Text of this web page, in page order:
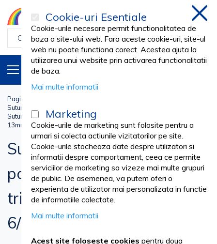
PRODUSE
Pagina principala
Suturi Chirurgicale Resorbabile - Medical
Sutura chirurgicala acid poliglicolic 75cm ac varf triunghiular 3/8
13mm USP 6/0
Sutura chirurgicala acid
poliglicolic 75cm ac varf
triunghiular 3/8 13mm USP
6/0
Cookie-uri Esentiale
Cookie-urile necesare permit functionalitatea de
baza a site-ului web. Fara aceste cookie-uri, site-ul
web nu poate functiona corect. Acestea ajuta la
utilizarea unui website prin activarea functionalitatii
de baza.
Mai multe informatii
Marketing
Cookie-urile de marketing sunt folosite pentru a
urmari si colecta actiunile vizitatorilor pe site.
Cookie-urile stocheaza date despre utilizatori si
informatii despre comportament, ceea ce permite
serviciilor de marketing sa vizeze mai multe grupuri
de public. De asemenea, va putem oferi o
experienta de utilizator mai personalizata in functie
de informatiile colectate.
Mai multe informatii
Acest site foloseste cookies pentru doua